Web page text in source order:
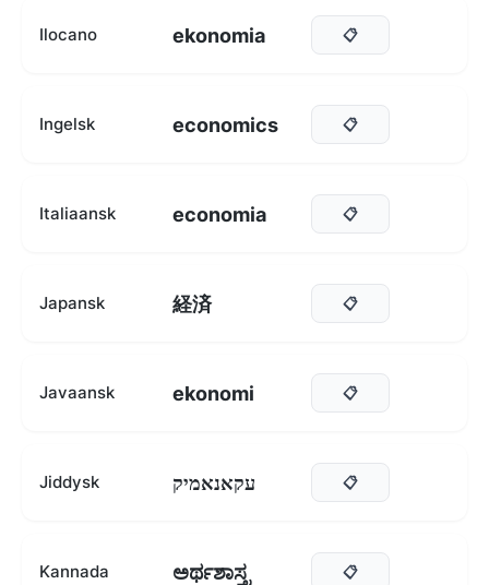
Ilocano ekonomia 📋
Ingelsk economics 📋
Italiaansk economia 📋
Japansk 経済 📋
Javaansk ekonomi 📋
Jiddysk עקאנאמיק 📋
Kannada ಅರ್ಥಶಾಸ್ತ್ರ 📋